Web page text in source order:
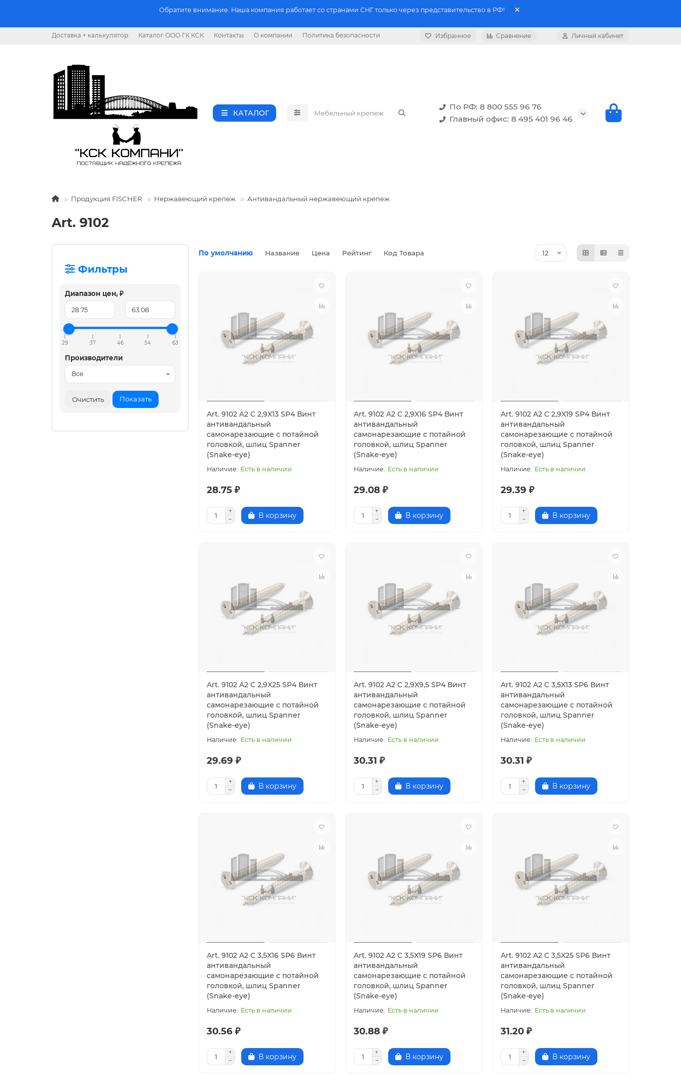
Обратите внимание. Наша компания работает со странами СНГ только через представительство в РФ!
Доставка + калькулятор Каталог ООО ГК КСК Контакты О компании Политика безопасности Избранное Сравнение Личный кабинет
КАТАЛОГ
По РФ: 8 800 555 96 76
Главный офис: 8 495 401 96 46
Продукция FISCHER Нержавеющий крепеж Антивандальный нержавеющий крепеж
Art. 9102
Фильтры
Диапазон цен, ₽
29 37 46 54 63
Производители
Очистить Показать
По умолчанию Название Цена Рейтинг Код Товара
Art. 9102 A2 C 2,9X13 SP4 Винт
антивандальный
самонарезающие с потайной
головкой, шлиц Spanner
(Snake-eye)
Есть в наличии
28.75 ₽
В корзину
Art. 9102 A2 C 2,9X16 SP4 Винт
антивандальный
самонарезающие с потайной
головкой, шлиц Spanner
(Snake-eye)
Есть в наличии
29.08 ₽
В корзину
Art. 9102 A2 C 2,9X19 SP4 Винт
антивандальный
самонарезающие с потайной
головкой, шлиц Spanner
(Snake-eye)
Есть в наличии
29.39 ₽
В корзину
Art. 9102 A2 C 2,9X25 SP4 Винт
антивандальный
самонарезающие с потайной
головкой, шлиц Spanner
(Snake-eye)
Есть в наличии
29.69 ₽
В корзину
Art. 9102 A2 C 2,9X9,5 SP4 Винт
антивандальный
самонарезающие с потайной
головкой, шлиц Spanner
(Snake-eye)
Есть в наличии
30.31 ₽
В корзину
Art. 9102 A2 C 3,5X13 SP6 Винт
антивандальный
самонарезающие с потайной
головкой, шлиц Spanner
(Snake-eye)
Есть в наличии
30.31 ₽
В корзину
Art. 9102 A2 C 3,5X16 SP6 Винт
антивандальный
самонарезающие с потайной
головкой, шлиц Spanner
(Snake-eye)
Есть в наличии
30.56 ₽
В корзину
Art. 9102 A2 C 3,5X19 SP6 Винт
антивандальный
самонарезающие с потайной
головкой, шлиц Spanner
(Snake-eye)
Есть в наличии
30.88 ₽
В корзину
Art. 9102 A2 C 3,5X25 SP6 Винт
антивандальный
самонарезающие с потайной
головкой, шлиц Spanner
(Snake-eye)
Есть в наличии
31.20 ₽
В корзину